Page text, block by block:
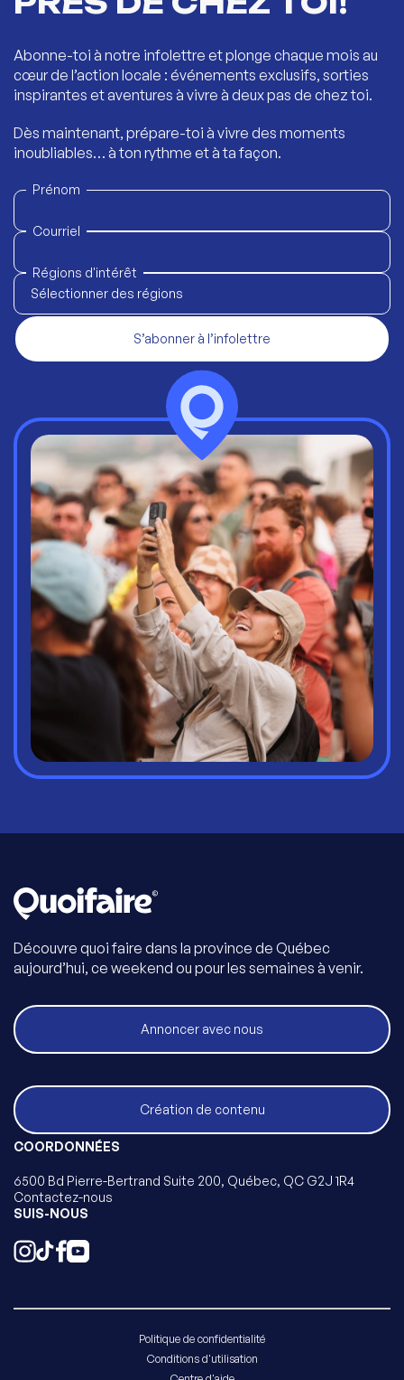
Abonne-toi à notre infolettre et plonge chaque mois au
cœur de l’action locale : événements exclusifs, sorties
inspirantes et aventures à vivre à deux pas de chez toi.
Dès maintenant, prépare-toi à vivre des moments
inoubliables… à ton rythme et à ta façon.
Prénom
Courriel
Régions d'intérêt
Sélectionner des régions
S’abonner à l’infolettre
Découvre quoi faire dans la province de Québec
aujourd’hui, ce weekend ou pour les semaines à venir.
Annoncer avec nous
Création de contenu
COORDONNÉES
6500 Bd Pierre-Bertrand Suite 200, Québec, QC G2J 1R4
Contactez-nous
SUIS-NOUS
Politique de confidentialité
Conditions d'utilisation